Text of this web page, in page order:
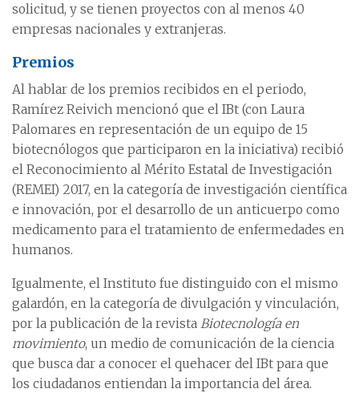
solicitud, y se tienen proyectos con al menos 40
empresas nacionales y extranjeras.
Premios
Al hablar de los premios recibidos en el periodo,
Ramírez Reivich mencionó que el IBt (con Laura
Palomares en representación de un equipo de 15
biotecnólogos que participaron en la iniciativa) recibió
el Reconocimiento al Mérito Estatal de Investigación
(REMEI) 2017, en la categoría de investigación científica
e innovación, por el desarrollo de un anticuerpo como
medicamento para el tratamiento de enfermedades en
humanos.
Igualmente, el Instituto fue distinguido con el mismo
galardón, en la categoría de divulgación y vinculación,
por la publicación de la revista Biotecnología en
movimiento, un medio de comunicación de la ciencia
que busca dar a conocer el quehacer del IBt para que
los ciudadanos entiendan la importancia del área.